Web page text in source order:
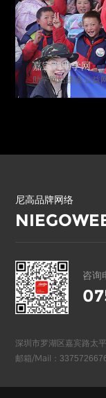
嘉宝莉助学网
助学网站建设,公益
尼高品牌网络
咨询
深圳市罗湖区嘉宾路太
邮箱/Mail：